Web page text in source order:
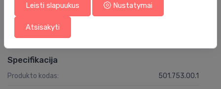
Vandens tiekimas:
Gylis (mm):
Specifikacija
Produkto kodas: 501.753.00.1
Leisti slapuukus Nustatymai
Atsisakyti